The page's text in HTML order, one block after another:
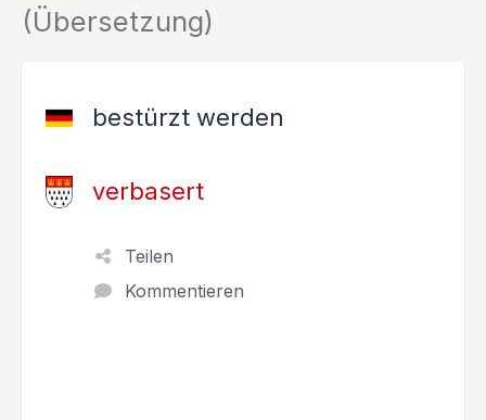
(Übersetzung)
bestürzt werden
verbasert
Teilen
Kommentieren